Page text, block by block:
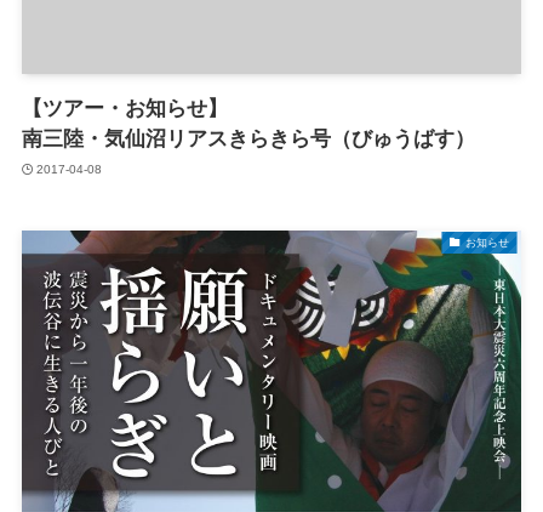
【ツアー・お知らせ】
南三陸・気仙沼リアスきらきら号（びゅうばす）
2017-04-08
お知らせ